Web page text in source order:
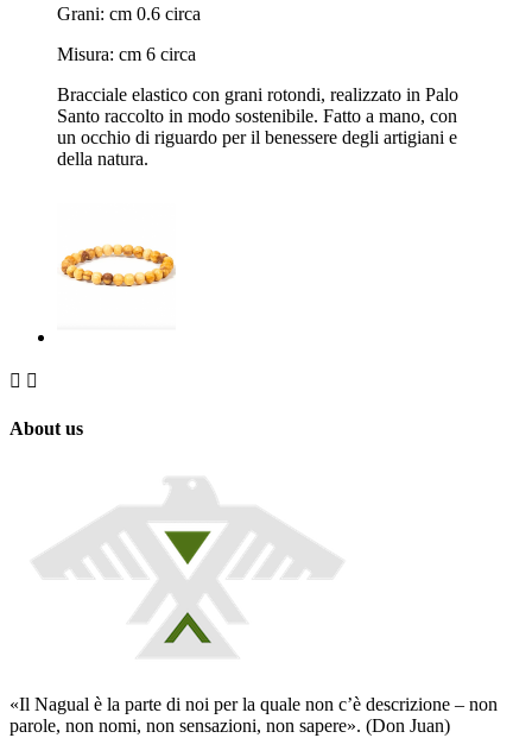
Grani: cm 0.6 circa
Misura: cm 6 circa
Bracciale elastico con grani rotondi, realizzato in Palo
Santo raccolto in modo sostenibile. Fatto a mano, con
un occhio di riguardo per il benessere degli artigiani e
della natura.
 
About us
«Il Nagual è la parte di noi per la quale non c’è descrizione – non
parole, non nomi, non sensazioni, non sapere». (Don Juan)